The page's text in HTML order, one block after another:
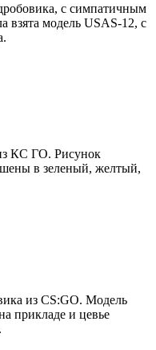
с симпатичным
взята модель USAS-12, с
КС ГО. Рисунок
в зеленый, желтый,
из CS:GO. Модель
прикладе и цевье